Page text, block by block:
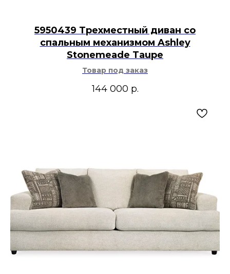
5950439 Трехместный диван со
спальным механизмом Ashley
Stonemeade Taupe
Товар под заказ
144 000 р.